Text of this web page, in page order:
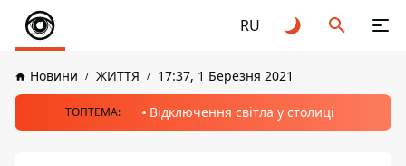
RU
Новини ЖИТТЯ 17:37, 1 Березня 2021
ТОПТЕМА: Відключення світла у столиці